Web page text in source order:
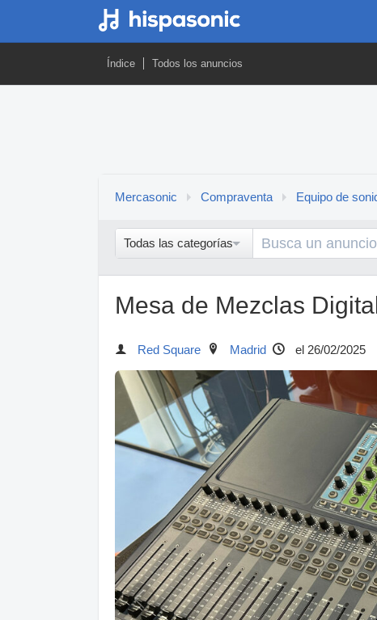
Índice Todos los anuncios
Mercasonic Compraventa Equipo de
Todas las categorías
Mesa de Mezclas
Red Square Madrid el 26/02/2025